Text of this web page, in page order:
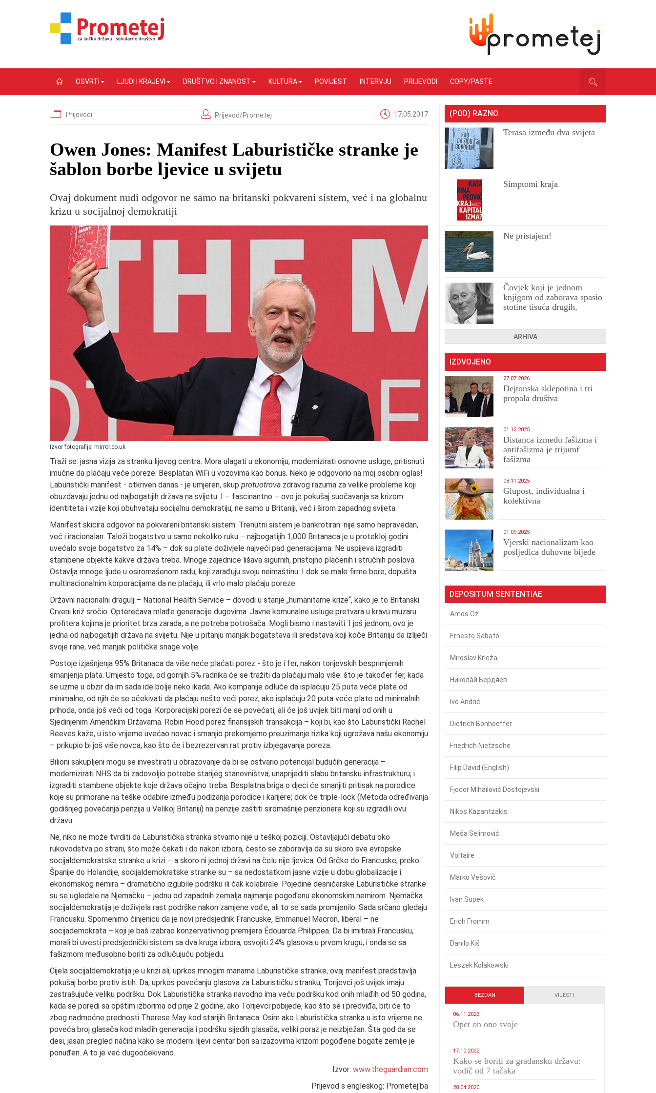
OSVRTI LJUDI I KRAJEVI DRUŠTVO I ZNANOST KULTURA POVIJEST INTERVJU PRIJEVODI COPY/PASTE
Prijevodi Prijevod/Prometej 17.05.2017
Owen Jones: Manifest Laburističke stranke je
šablon borbe ljevice u svijetu
Ovaj dokument nudi odgovor ne samo na britanski pokvareni sistem, već i na globalnu
krizu u socijalnoj demokratiji
Izvor fotografije: mirror.co.uk
Traži se: jasna vizija za stranku lijevog centra. Mora ulagati u ekonomiju, modernizirati osnovne usluge, pritisnuti
imućne da plaćaju veće poreze. Besplatan WiFi u vozovima kao bonus. Neko je odgovorio na moj osobni oglas!
Laburistički manifest - otkriven danas - je umjeren, skup protuotrova zdravog razuma za velike probleme koji
obuzdavaju jednu od najbogatijih država na svijetu. I – fascinantno – ovo je pokušaj suočavanja sa krizom
identiteta i vizije koji obuhvataju socijalnu demokratiju, ne samo u Britaniji, već i širom zapadnog svijeta.
Manifest skicira odgovor na pokvareni britanski sistem. Trenutni sistem je bankrotiran: nije samo nepravedan,
već i iracionalan. Taloži bogatstvo u samo nekoliko ruku – najbogatijih 1,000 Britanaca je u protekloj godini
uvećalo svoje bogatstvo za 14% – dok su plate doživjele najveći pad generacijama. Ne uspijeva izgraditi
stambene objekte kakve država treba. Mnoge zajednice lišava sigurnih, pristojno plaćenih i stručnih poslova.
Ostavlja mnoge ljude u osiromašenom radu, koji zarađuju svoju neimaštinu. I dok se male firme bore, dopušta
multinacionalnim korporacijama da ne plaćaju, ili vrlo malo plaćaju poreze.
Državni nacionalni dragulj – National Health Service – dovodi u stanje „humanitarne krize“, kako je to Britanski
Crveni križ sročio. Opterećava mlađe generacije dugovima. Javne komunalne usluge pretvara u kravu muzaru
profitera kojima je prioritet brza zarada, a ne potreba potrošača. Mogli bismo i nastaviti. I još jednom, ovo je
jedna od najbogatijih država na svijetu. Nije u pitanju manjak bogatstava ili sredstava koji koče Britaniju da izliječi
svoje rane, već manjak političke snage volje.
Postoje izjašnjenja 95% Britanaca da više neće plaćati porez - što je i fer, nakon torijevskih besprimjernih
smanjenja plata. Umjesto toga, od gornjih 5% radnika će se tražiti da plaćaju malo više: što je također fer, kada
se uzme u obzir da im sada ide bolje neko ikada. Ako kompanije odluče da isplaćuju 25 puta veće plate od
minimalne, od njih će se očekivati da plaćaju nešto veći porez; ako isplaćuju 20 puta veće plate od minimalnih
prihoda, onda još veći od toga. Korporacijski porezi će se povećati, ali će još uvijek biti manji od onih u
Sjedinjenim Američkim Državama. Robin Hood porez finansijskih transakcija – koji bi, kao što Laburistički Rachel
Reeves kaže, u isto vrijeme uvećao novac i smanjio prekomjerno preuzimanje rizika koji ugrožava našu ekonomiju
– prikupio bi još više novca, kao što će i bezrezervan rat protiv izbjegavanja poreza.
Bilioni sakupljeni mogu se investirati u obrazovanje da bi se ostvario potencijal budućih generacija –
modernizirati NHS da bi zadovoljio potrebe starijeg stanovništva; unaprijediti slabu britansku infrastrukturu; i
izgraditi stambene objekte koje država očajno treba. Besplatna briga o djeci će smanjiti pritisak na porodice
koje su primorane na teške odabire između podizanja porodice i karijere; dok će triple-lock (Metoda određivanja
godišnjeg povećanja penzija u Velikoj Britaniji) na penzije zaštiti siromašnije penzionere koji su izgradili ovu
državu.
Ne, niko ne može tvrditi da Laburistička stranka stvarno nije u teškoj poziciji. Ostavljajući debatu oko
rukovodstva po strani, što može čekati i do nakon izbora, često se zaboravlja da su skoro sve evropske
socijaldemokratske stranke u krizi – a skoro ni jednoj državi na čelu nije ljevica. Od Grčke do Francuske, preko
Španije do Holandije, socijaldemokratske stranke su – sa nedostatkom jasne vizije u dobu globalizacije i
ekonomskog nemira – dramatično izgubile podršku ili čak kolabirale. Pojedine desničarske Laburističke stranke
su se ugledale na Njemačku – jednu od zapadnih zemalja najmanje pogođenu ekonomskim nemirom. Njemačka
socijaldemokratija je doživjela rast podrške nakon zamjene vođe, ali to se sada promijenilo. Sada srčano gledaju
Francusku. Spomenimo činjenicu da je novi predsjednik Francuske, Emmanuel Macron, liberal – ne
socijademokrata – koji je baš izabrao konzervativnog premijera Édouarda Philippea. Da bi imitirali Francusku,
morali bi uvesti predsjednički sistem sa dva kruga izbora, osvojiti 24% glasova u prvom krugu, i onda se sa
fašizmom međusobno boriti za odlučujuću pobjedu.
Cijela socijaldemokratija je u krizi ali, uprkos mnogim manama Laburističke stranke, ovaj manifest predstavlja
pokušaj borbe protiv istih. Da, uprkos povećanju glasova za Laburističku stranku, Torijevci još uvijek imaju
zastrašujuće veliku podršku. Dok Laburistička stranka navodno ima veću podršku kod onih mlađih od 50 godina,
kada se poredi sa opštim izborima od prije 2 godine, ako Torijevci pobijede, kao što se i predviđa, biti će to
zbog nadmoćne prednosti Therese May kod starijih Britanaca. Osim ako Laburistička stranka u isto vrijeme ne
poveća broj glasača kod mlađih generacija i podršku sijedih glasača, veliki poraz je neizbježan. Šta god da se
desi, jasan pregled načina kako se moderni lijevi centar bori sa izazovima krizom pogođene bogate zemlje je
ponuđen. A to je već dugoočekivano.
Izvor:www.theguardian.com
Prijevod s engleskog: Prometej.ba
(POD) RAZNO
Terasa između dva svijeta
Simptomi kraja
Ne pristajem!
Čovjek koji je jednom
knjigom od zaborava spasio
stotine tisuća drugih,
ARHIVA
IZDVOJENO
27.07.2026
Dejtonska sklepotina i tri
propala društva
01.12.2025
Distanca između fašizma i
antifašizma je trijumf
fašizma
08.11.2025
Glupost, individualna i
kolektivna
01.09.2025
​Vjerski nacionalizam kao
posljedica duhovne bijede
DEPOSITUM SENTENTIAE
Amos Oz
Ernesto Sabato
Miroslav Krleža
Никола́й Бердя́ев
Ivo Andrić
Dietrich Bonhoeffer
Friedrich Nietzsche
Filip David (English)
Fjodor Mihailovič Dostojevski
Nikos Kazantzakis
Meša Selimović
Voltaire
Marko Vešović
Ivan Supek
Erich Fromm
Danilo Kiš
Leszek Kołakowski
BEZDAN VIJESTI
06.11.2023
​Opet on ono svoje
17.10.2022
Kako se boriti za građansku državu:
vodič od 7 tačaka
28.04.2020